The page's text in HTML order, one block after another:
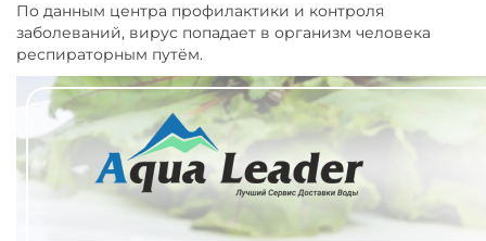
По данным центра профилактики и контроля
заболеваний, вирус попадает в организм человека
респираторным путём.